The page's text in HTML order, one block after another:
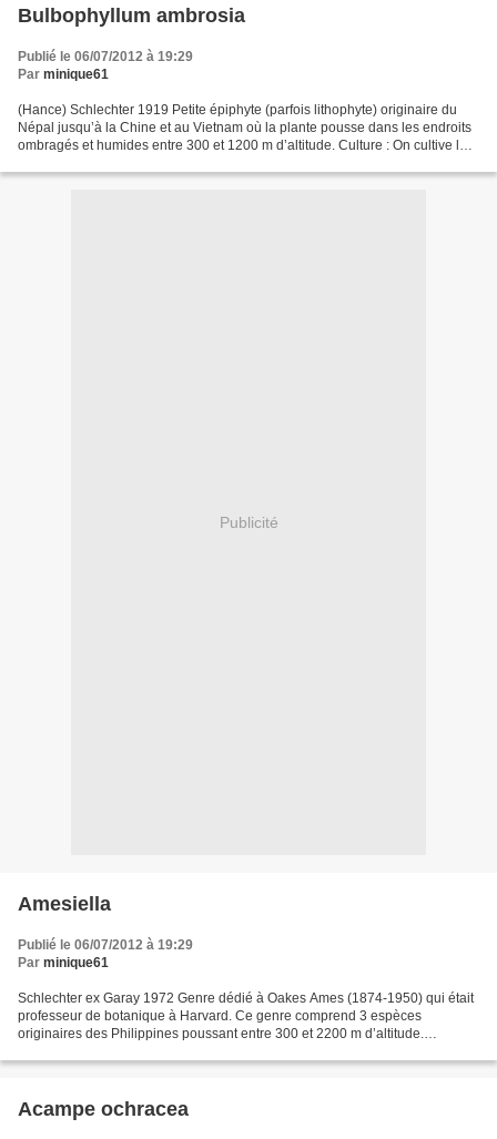
Bulbophyllum ambrosia
Publié le 06/07/2012 à 19:29
Par minique61
(Hance) Schlechter 1919 Petite épiphyte (parfois lithophyte) originaire du
Népal jusqu’à la Chine et au Vietnam où la plante pousse dans les endroits
ombragés et humides entre 300 et 1200 m d’altitude. Culture : On cultive la
Publicité
Amesiella
Publié le 06/07/2012 à 19:29
Par minique61
Schlechter ex Garay 1972 Genre dédié à Oakes Ames (1874-1950) qui était
professeur de botanique à Harvard. Ce genre comprend 3 espèces
originaires des Philippines poussant entre 300 et 2200 m d’altitude.
Acampe ochracea